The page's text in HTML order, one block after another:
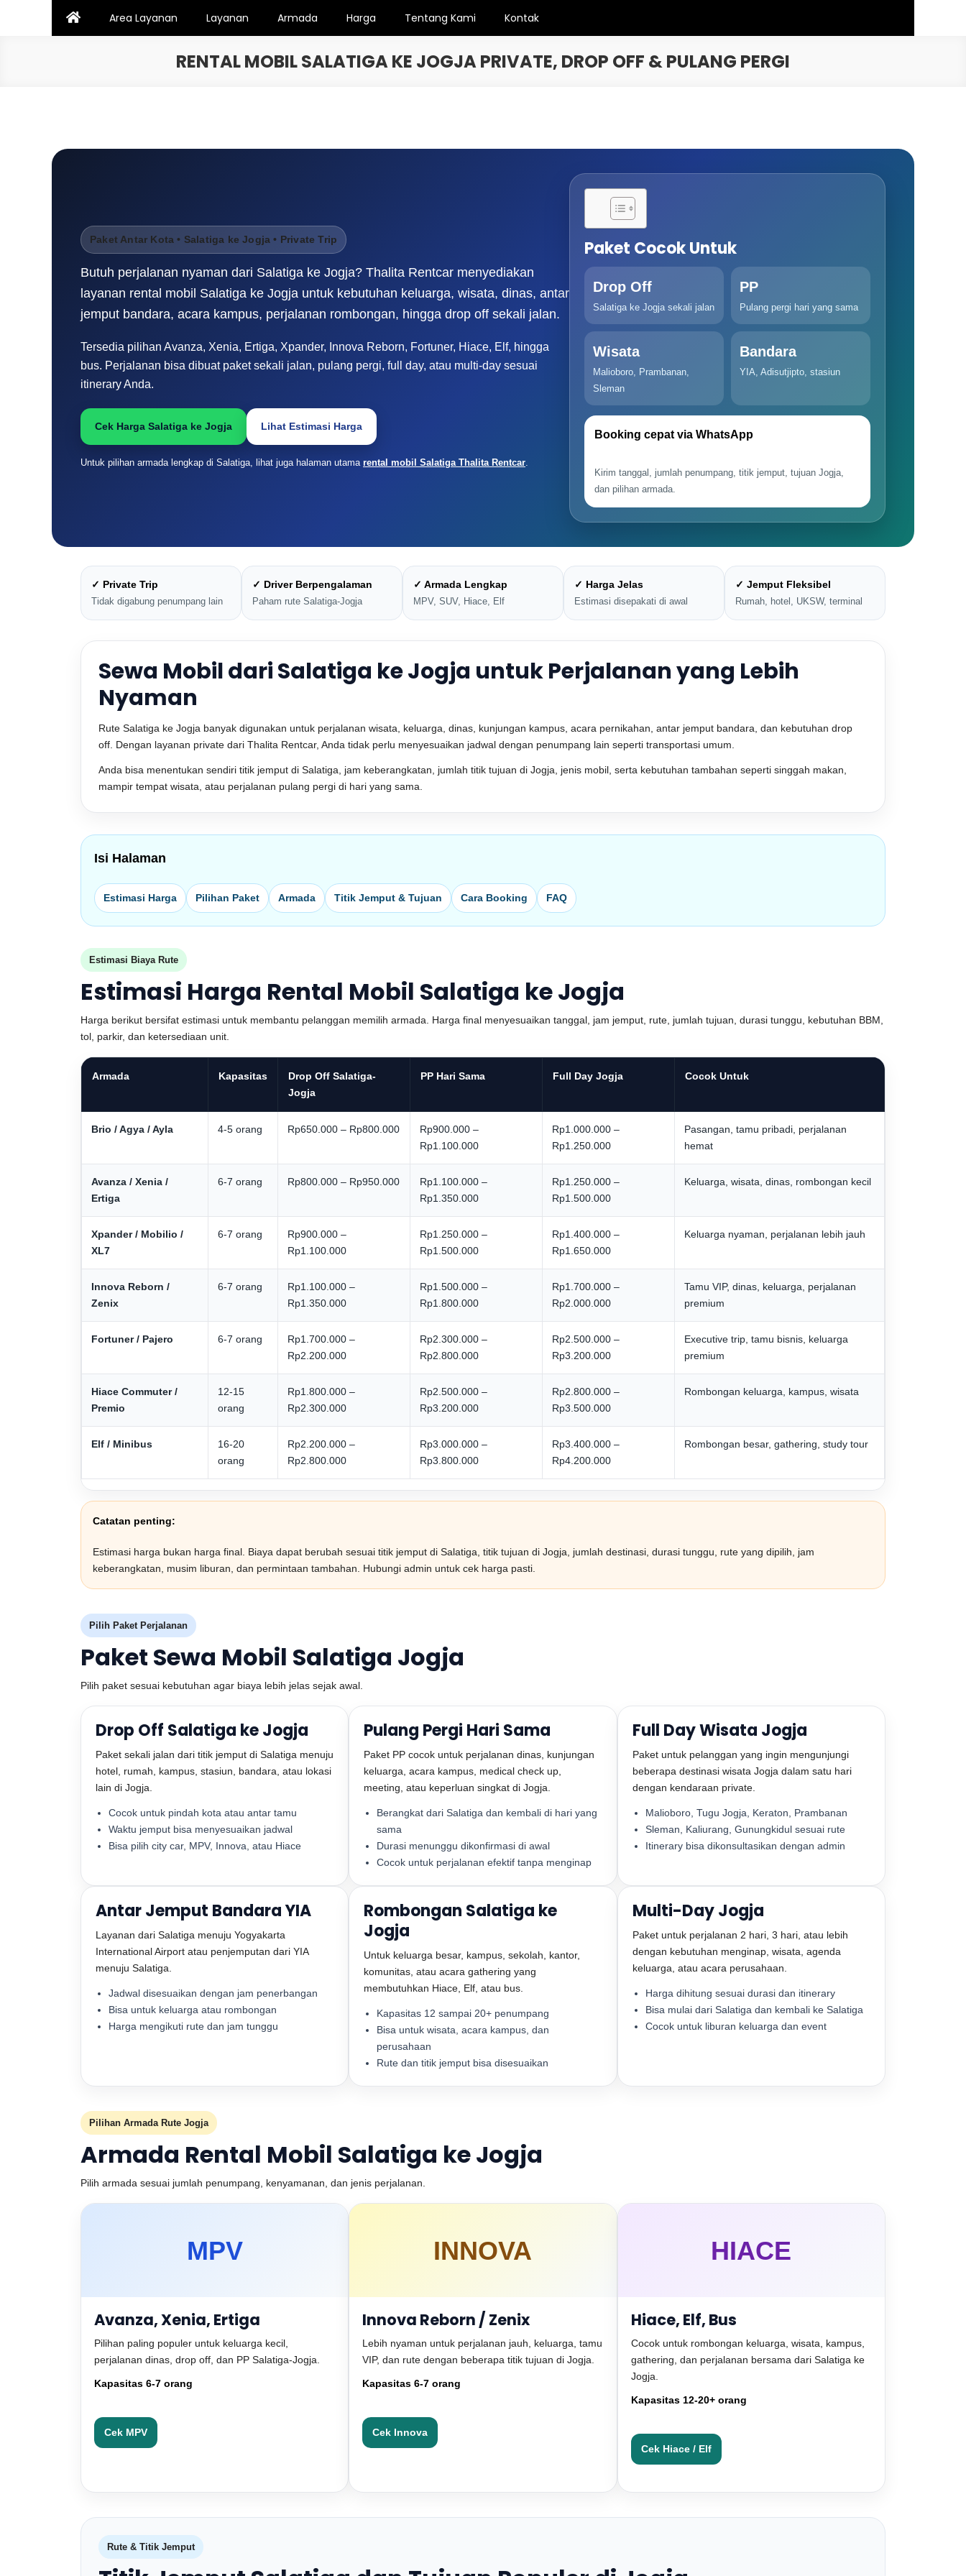
Area Layanan Layanan Armada Harga Tentang Kami Kontak
RENTAL MOBIL SALATIGA KE JOGJA PRIVATE, DROP OFF & PULANG PERGI
Paket Antar Kota • Salatiga ke Jogja • Private Trip
Butuh perjalanan nyaman dari Salatiga ke Jogja? Thalita Rentcar menyediakan
layanan rental mobil Salatiga ke Jogja untuk kebutuhan keluarga, wisata, dinas, antar
jemput bandara, acara kampus, perjalanan rombongan, hingga drop off sekali jalan.
Tersedia pilihan Avanza, Xenia, Ertiga, Xpander, Innova Reborn, Fortuner, Hiace, Elf, hingga
bus. Perjalanan bisa dibuat paket sekali jalan, pulang pergi, full day, atau multi-day sesuai
itinerary Anda.
Cek Harga Salatiga ke Jogja Lihat Estimasi Harga
Untuk pilihan armada lengkap di Salatiga, lihat juga halaman utama rental mobil Salatiga Thalita Rentcar.
Paket Cocok Untuk
Drop Off
Salatiga ke Jogja sekali jalan
PP
Pulang pergi hari yang sama
Wisata
Malioboro, Prambanan,
Sleman
Bandara
YIA, Adisutjipto, stasiun
Booking cepat via WhatsApp
Kirim tanggal, jumlah penumpang, titik jemput, tujuan Jogja,
dan pilihan armada.
✓ Private Trip
Tidak digabung penumpang lain
✓ Driver Berpengalaman
Paham rute Salatiga-Jogja
✓ Armada Lengkap
MPV, SUV, Hiace, Elf
✓ Harga Jelas
Estimasi disepakati di awal
✓ Jemput Fleksibel
Rumah, hotel, UKSW, terminal
Sewa Mobil dari Salatiga ke Jogja untuk Perjalanan yang Lebih
Nyaman
Rute Salatiga ke Jogja banyak digunakan untuk perjalanan wisata, keluarga, dinas, kunjungan kampus, acara pernikahan, antar jemput bandara, dan kebutuhan drop
off. Dengan layanan private dari Thalita Rentcar, Anda tidak perlu menyesuaikan jadwal dengan penumpang lain seperti transportasi umum.
Anda bisa menentukan sendiri titik jemput di Salatiga, jam keberangkatan, jumlah titik tujuan di Jogja, jenis mobil, serta kebutuhan tambahan seperti singgah makan,
mampir tempat wisata, atau perjalanan pulang pergi di hari yang sama.
Isi Halaman
Estimasi Harga Pilihan Paket Armada Titik Jemput & Tujuan Cara Booking FAQ
Estimasi Biaya Rute
Estimasi Harga Rental Mobil Salatiga ke Jogja
Harga berikut bersifat estimasi untuk membantu pelanggan memilih armada. Harga final menyesuaikan tanggal, jam jemput, rute, jumlah tujuan, durasi tunggu, kebutuhan BBM,
tol, parkir, dan ketersediaan unit.
Armada Kapasitas
Drop Off Salatiga-
Jogja
PP Hari Sama Full Day Jogja Cocok Untuk
Brio / Agya / Ayla 4-5 orang Rp650.000 – Rp800.000
Rp900.000 –
Rp1.100.000
Rp1.000.000 –
Rp1.250.000
Pasangan, tamu pribadi, perjalanan
hemat
Avanza / Xenia /
Ertiga
6-7 orang Rp800.000 – Rp950.000
Rp1.100.000 –
Rp1.350.000
Rp1.250.000 –
Rp1.500.000
Keluarga, wisata, dinas, rombongan kecil
Xpander / Mobilio /
XL7
6-7 orang
Rp900.000 –
Rp1.100.000
Rp1.250.000 –
Rp1.500.000
Rp1.400.000 –
Rp1.650.000
Keluarga nyaman, perjalanan lebih jauh
Innova Reborn /
Zenix
6-7 orang
Rp1.100.000 –
Rp1.350.000
Rp1.500.000 –
Rp1.800.000
Rp1.700.000 –
Rp2.000.000
Tamu VIP, dinas, keluarga, perjalanan
premium
Fortuner / Pajero 6-7 orang
Rp1.700.000 –
Rp2.200.000
Rp2.300.000 –
Rp2.800.000
Rp2.500.000 –
Rp3.200.000
Executive trip, tamu bisnis, keluarga
premium
Hiace Commuter /
Premio
12-15
orang
Rp1.800.000 –
Rp2.300.000
Rp2.500.000 –
Rp3.200.000
Rp2.800.000 –
Rp3.500.000
Rombongan keluarga, kampus, wisata
Elf / Minibus
16-20
orang
Rp2.200.000 –
Rp2.800.000
Rp3.000.000 –
Rp3.800.000
Rp3.400.000 –
Rp4.200.000
Rombongan besar, gathering, study tour
Catatan penting:
Estimasi harga bukan harga final. Biaya dapat berubah sesuai titik jemput di Salatiga, titik tujuan di Jogja, jumlah destinasi, durasi tunggu, rute yang dipilih, jam
keberangkatan, musim liburan, dan permintaan tambahan. Hubungi admin untuk cek harga pasti.
Pilih Paket Perjalanan
Paket Sewa Mobil Salatiga Jogja
Pilih paket sesuai kebutuhan agar biaya lebih jelas sejak awal.
Drop Off Salatiga ke Jogja
Paket sekali jalan dari titik jemput di Salatiga menuju
hotel, rumah, kampus, stasiun, bandara, atau lokasi
lain di Jogja.
Cocok untuk pindah kota atau antar tamu
Waktu jemput bisa menyesuaikan jadwal
Bisa pilih city car, MPV, Innova, atau Hiace
Pulang Pergi Hari Sama
Paket PP cocok untuk perjalanan dinas, kunjungan
keluarga, acara kampus, medical check up,
meeting, atau keperluan singkat di Jogja.
Berangkat dari Salatiga dan kembali di hari yang
sama
Durasi menunggu dikonfirmasi di awal
Cocok untuk perjalanan efektif tanpa menginap
Full Day Wisata Jogja
Paket untuk pelanggan yang ingin mengunjungi
beberapa destinasi wisata Jogja dalam satu hari
dengan kendaraan private.
Malioboro, Tugu Jogja, Keraton, Prambanan
Sleman, Kaliurang, Gunungkidul sesuai rute
Itinerary bisa dikonsultasikan dengan admin
Antar Jemput Bandara YIA
Layanan dari Salatiga menuju Yogyakarta
International Airport atau penjemputan dari YIA
menuju Salatiga.
Jadwal disesuaikan dengan jam penerbangan
Bisa untuk keluarga atau rombongan
Harga mengikuti rute dan jam tunggu
Rombongan Salatiga ke
Jogja
Untuk keluarga besar, kampus, sekolah, kantor,
komunitas, atau acara gathering yang
membutuhkan Hiace, Elf, atau bus.
Kapasitas 12 sampai 20+ penumpang
Bisa untuk wisata, acara kampus, dan
perusahaan
Rute dan titik jemput bisa disesuaikan
Multi-Day Jogja
Paket untuk perjalanan 2 hari, 3 hari, atau lebih
dengan kebutuhan menginap, wisata, agenda
keluarga, atau acara perusahaan.
Harga dihitung sesuai durasi dan itinerary
Bisa mulai dari Salatiga dan kembali ke Salatiga
Cocok untuk liburan keluarga dan event
Pilihan Armada Rute Jogja
Armada Rental Mobil Salatiga ke Jogja
Pilih armada sesuai jumlah penumpang, kenyamanan, dan jenis perjalanan.
MPV
Avanza, Xenia, Ertiga
Pilihan paling populer untuk keluarga kecil,
perjalanan dinas, drop off, dan PP Salatiga-Jogja.
Kapasitas 6-7 orang
Cek MPV
INNOVA
Innova Reborn / Zenix
Lebih nyaman untuk perjalanan jauh, keluarga, tamu
VIP, dan rute dengan beberapa titik tujuan di Jogja.
Kapasitas 6-7 orang
Cek Innova
HIACE
Hiace, Elf, Bus
Cocok untuk rombongan keluarga, wisata, kampus,
gathering, dan perjalanan bersama dari Salatiga ke
Jogja.
Kapasitas 12-20+ orang
Cek Hiace / Elf
Rute & Titik Jemput